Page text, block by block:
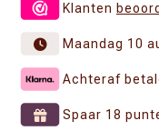
Klanten
Maandag 10
Achteraf
Spaar 18